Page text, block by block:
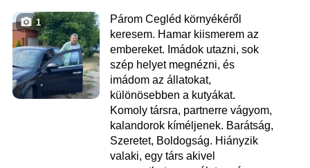
1
Párom Cegléd környékéről
keresem. Hamar kiismerem az
embereket. Imádok utazni, sok
szép helyet megnézni, és
imádom az állatokat,
különösebben a kutyákat.
Komoly társra, partnerre vágyom,
kalandorok kíméljenek. Barátság,
Szeretet, Boldogság. Hiányzik
valaki, egy társ akivel